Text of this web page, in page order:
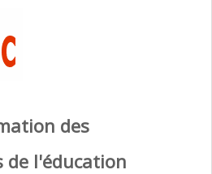
des
de l'éducation